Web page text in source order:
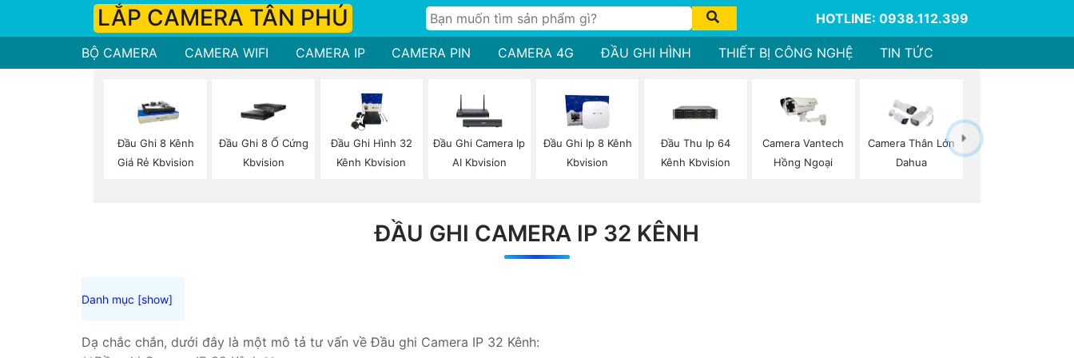
LẮP CAMERA TÂN PHÚ HOTLINE: 0938.112.399
BỘ CAMERA CAMERA WIFI CAMERA IP CAMERA PIN CAMERA 4G ĐẦU GHI HÌNH THIẾT BỊ CÔNG NGHỆ TIN TỨC
Đầu Ghi 8 Kênh
Giá Rẻ Kbvision
Đầu Ghi 8 Ổ Cứng
Kbvision
Đầu Ghi Hình 32
Kênh Kbvision
Đầu Ghi Camera Ip
AI Kbvision
Đầu Ghi Ip 8 Kênh
Kbvision
Đầu Thu Ip 64
Kênh Kbvision
Camera Vantech
Hồng Ngoại
Camera Thân Lớn
Dahua
ĐẦU GHI CAMERA IP 32 KÊNH
Dạ chắc chắn, dưới đây là một mô tả tư vấn về Đầu ghi Camera IP 32 Kênh: